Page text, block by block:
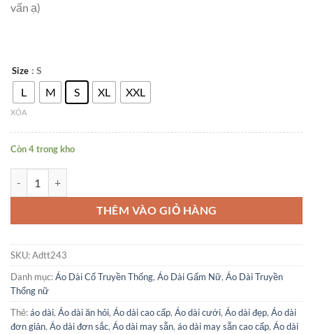
vấn ạ)
Size : S
L M S XL XXL
XÓA
Còn 4 trong kho
THÊM VÀO GIỎ HÀNG
SKU:Adtt243
Danh mục:Áo Dài Cổ Truyền Thống, Áo Dài Gấm Nữ, Áo Dài Truyền
Thống nữ
Thẻ:áo dài, Áo dài ăn hỏi, Áo dài cao cấp, Áo dài cưới, Áo dài đẹp, Áo dài
đơn giản, Áo dài đơn sắc, Áo dài may sẵn, áo dài may sẵn cao cấp, Áo dài